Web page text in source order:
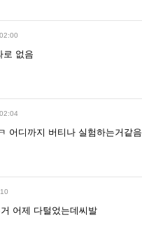
로 없음
어디까지 버티나 실험하는거같음
어제 다털었는데씨발